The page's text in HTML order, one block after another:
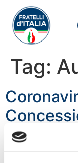
Tag:
dai